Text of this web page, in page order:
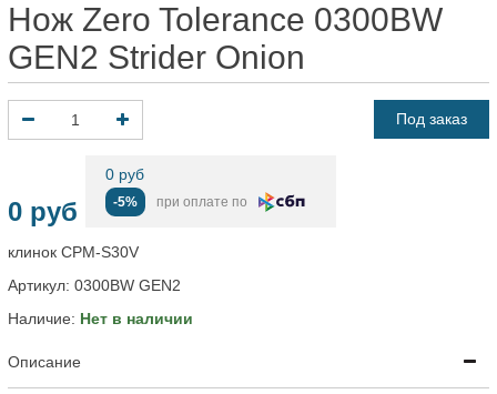
Нож Zero Tolerance 0300BW
GEN2 Strider Onion
Под заказ
0 руб
0 руб
-5% при оплате по
клинок CPM-S30V
Артикул: 0300BW GEN2
Наличие: Нет в наличии
Описание